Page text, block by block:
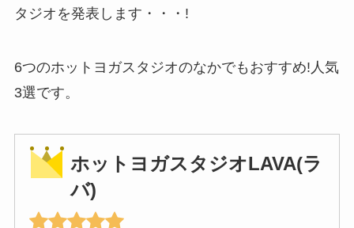
タジオを発表します・・・!
6つのホットヨガスタジオのなかでもおすすめ!人気
3選です。
ホットヨガスタジオLAVA(ラ
バ)